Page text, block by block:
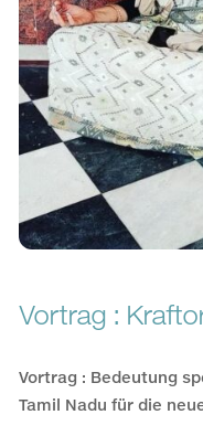
Vortrag :
Vortrag : Bedeutung
Tamil Nadu für die